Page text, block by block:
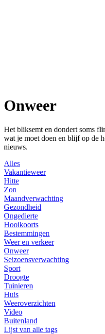
Onweer
Het bliksemt en dondert soms
wat je moet doen en blijf op de
nieuws.
Alles
Vakantieweer
Hitte
Zon
Maandverwachting
Gezondheid
Ongedierte
Hooikoorts
Bestemmingen
Weer en verkeer
Onweer
Seizoensverwachting
Sport
Droogte
Tuinieren
Huis
Weeroverzichten
Video
Buitenland
Lijst van alle tags